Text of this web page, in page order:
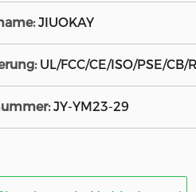
JIUOKAY
UL/FCC/CE/ISO/PSE/CB/
JY-YM23-29